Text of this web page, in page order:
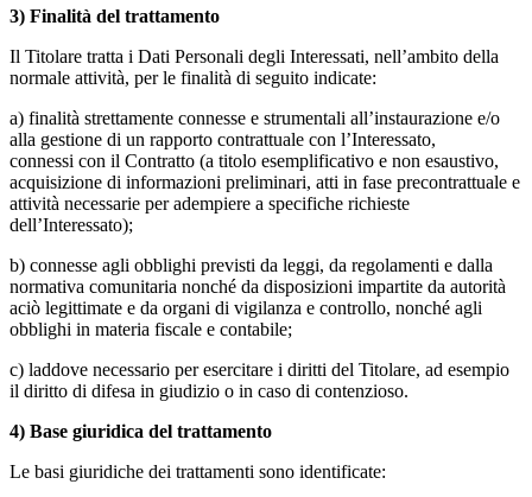
3) Finalità del trattamento
Il Titolare tratta i Dati Personali degli Interessati, nell’ambito della
normale attività, per le finalità di seguito indicate:
a) finalità strettamente connesse e strumentali all’instaurazione e/o
alla gestione di un rapporto contrattuale con l’Interessato,
connessi con il Contratto (a titolo esemplificativo e non esaustivo,
acquisizione di informazioni preliminari, atti in fase precontrattuale e
attività necessarie per adempiere a specifiche richieste
dell’Interessato);
b) connesse agli obblighi previsti da leggi, da regolamenti e dalla
normativa comunitaria nonché da disposizioni impartite da autorità
aciò legittimate e da organi di vigilanza e controllo, nonché agli
obblighi in materia fiscale e contabile;
c) laddove necessario per esercitare i diritti del Titolare, ad esempio
il diritto di difesa in giudizio o in caso di contenzioso.
4) Base giuridica del trattamento
Le basi giuridiche dei trattamenti sono identificate: